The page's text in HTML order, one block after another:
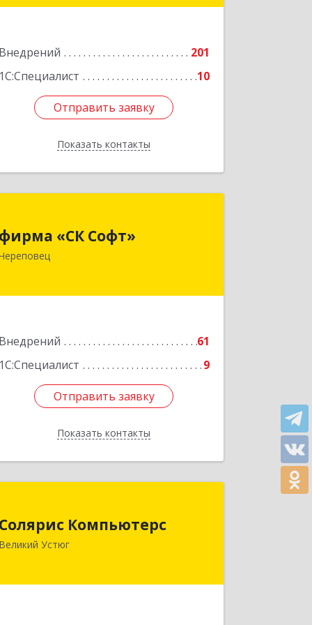
Внедрений
201
1С:Специалист
10
Отправить заявку
Показать контакты
Отправить заявку
Назад
фирма «СК Софт»
Внедрений
61
1С:Специалист
9
Отправить заявку
Показать контакты
162612, Вологодская обл, г.о. город
Череповец, Череповец г, Суворова
Отправить заявку
Назад
Солярис Компьютерс
Великий Устюг
162390, Вологодская обл, Великий
Устюг г, Виноградова ул, дом № 87
Подробнее